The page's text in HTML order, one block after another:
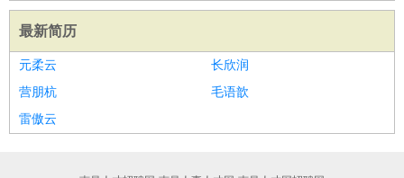
最新简历
元柔云
长欣润
营朋杭
毛语歆
雷傲云